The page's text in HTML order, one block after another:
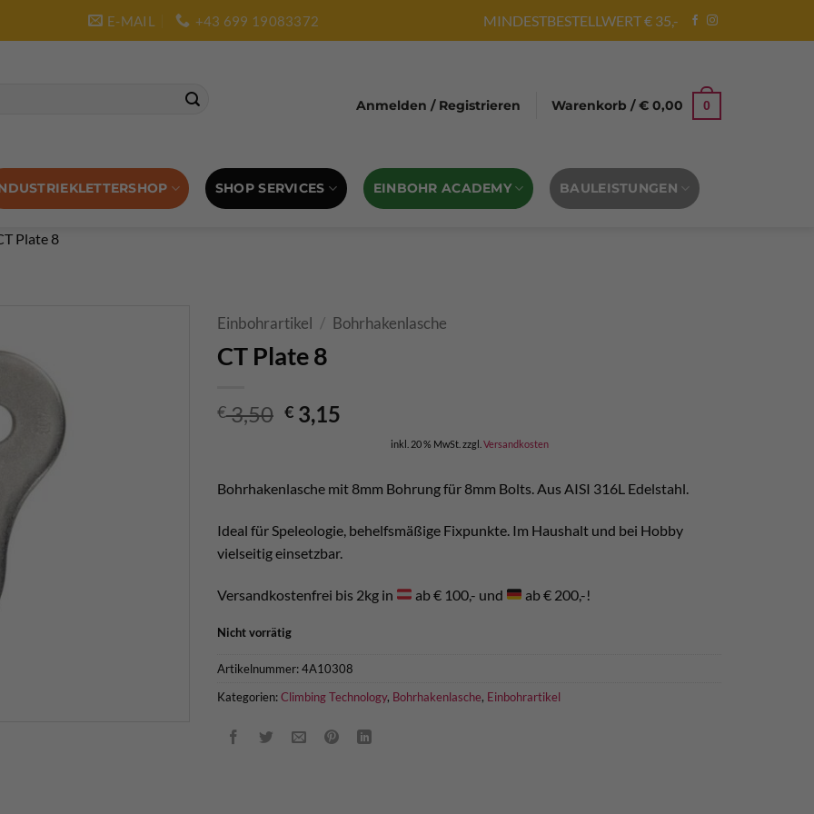
E-MAIL +43 699 19083372 MINDESTBESTELLWERT € 35,-
Anmelden / Registrieren Warenkorb /€ 0,00 0
SHOP SERVICES EINBOHR ACADEMY BAULEISTUNGEN
Plate 8
Einbohrartikel / Bohrhakenlasche
CT Plate 8
€3,50 Ursprünglicher
€ 3,50
€ 3,15
€ 3,15.
inkl. 20 % MwSt. zzgl. Versandkosten
Bohrhakenlasche mit 8mm Bohrung für 8mm Bolts. Aus AISI 316L Edelstahl.
Ideal für Speleologie, behelfsmäßige Fixpunkte. Im Haushalt und bei Hobby
vielseitig einsetzbar.
Versandkostenfrei bis 2kg in ab € 100,- und ab € 200,-!
Nicht vorrätig
Artikelnummer:4A10308
Kategorien:Climbing Technology, Bohrhakenlasche, Einbohrartikel